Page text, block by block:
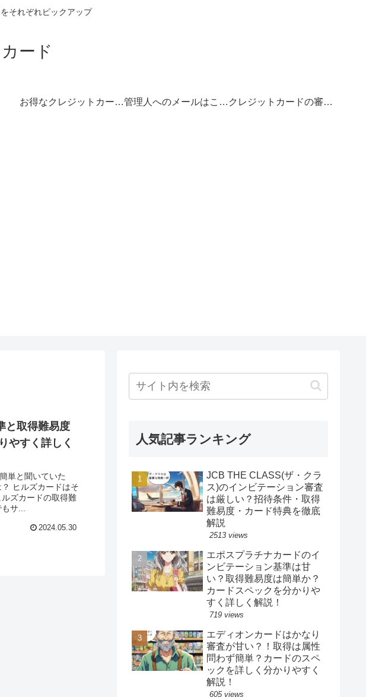
それぞれピックアップ
ード
お得なクレジットカードの選び方 管理人へのメールはこちら クレジットカードの審査基準
と取得難易度
やすく詳しく
単と聞いていた
ヒルズカードはそ
ズカードの取得難
サ...
2024.05.30
人気記事ランキング
JCB THE CLASS(ザ・クラ
ス)のインビテーション審査
は厳しい？招待条件・取得
難易度・カード特典を徹底
解説
2513 views
エポスプラチナカードのイ
ンビテーション基準は甘
い？取得難易度は簡単か？
カードスペックを分かりや
すく詳しく解説！
719 views
エディオンカードはかなり
審査が甘い？！取得は属性
問わず簡単？カードのスペ
ックを詳しく分かりやすく
解説！
605 views